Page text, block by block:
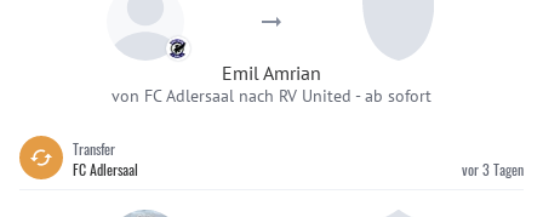
Emil Amrian
von FC Adlersaal nach RV United -ab sofort
Transfer
FC Adlersaal
vor 3 Tagen